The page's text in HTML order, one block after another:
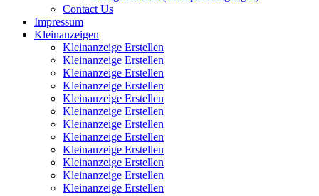
Contact Us
Impressum
Kleinanzeigen
Kleinanzeige Erstellen
Kleinanzeige Erstellen
Kleinanzeige Erstellen
Kleinanzeige Erstellen
Kleinanzeige Erstellen
Kleinanzeige Erstellen
Kleinanzeige Erstellen
Kleinanzeige Erstellen
Kleinanzeige Erstellen
Kleinanzeige Erstellen
Kleinanzeige Erstellen
Kleinanzeige Erstellen